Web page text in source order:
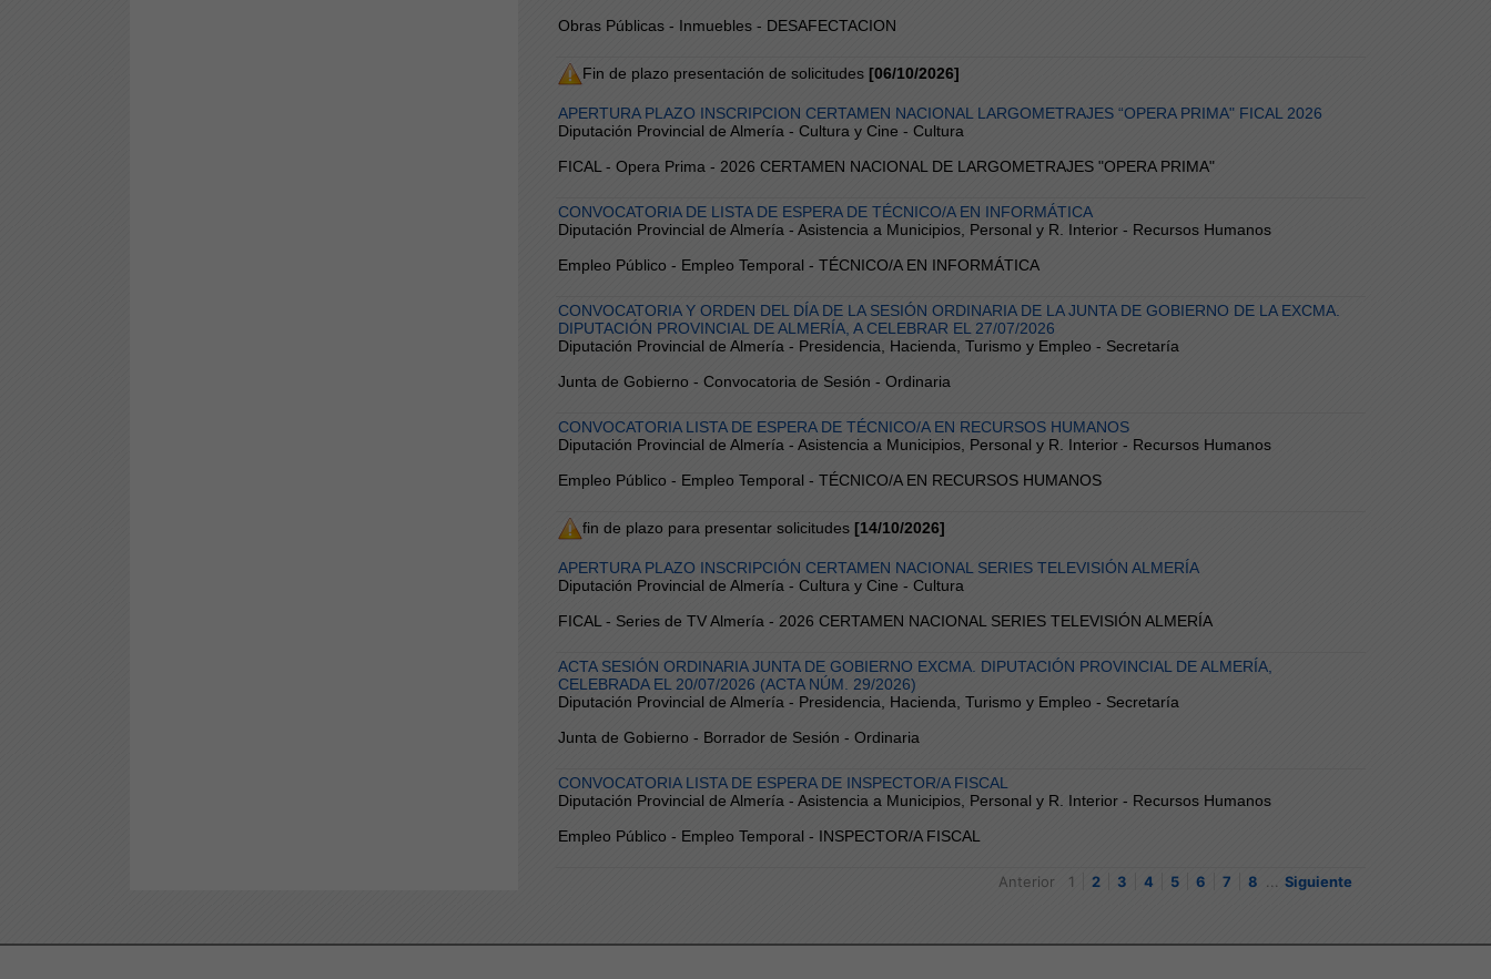
Obras Públicas - Inmuebles - DESAFECTACION
Fin de plazo presentación de solicitudes [06/10/2026]
APERTURA PLAZO INSCRIPCION CERTAMEN NACIONAL LARGOMETRAJES “OPERA PRIMA" FICAL 2026
Diputación Provincial de Almería - Cultura y Cine - Cultura
FICAL - Opera Prima - 2026 CERTAMEN NACIONAL DE LARGOMETRAJES "OPERA PRIMA"
CONVOCATORIA DE LISTA DE ESPERA DE TÉCNICO/A EN INFORMÁTICA
Diputación Provincial de Almería - Asistencia a Municipios, Personal y R. Interior - Recursos Humanos
Empleo Público - Empleo Temporal - TÉCNICO/A EN INFORMÁTICA
CONVOCATORIA Y ORDEN DEL DÍA DE LA SESIÓN ORDINARIA DE LA JUNTA DE GOBIERNO DE LA EXCMA.
DIPUTACIÓN PROVINCIAL DE ALMERÍA, A CELEBRAR EL 27/07/2026
Diputación Provincial de Almería - Presidencia, Hacienda, Turismo y Empleo - Secretaría
Junta de Gobierno - Convocatoria de Sesión - Ordinaria
CONVOCATORIA LISTA DE ESPERA DE TÉCNICO/A EN RECURSOS HUMANOS
Diputación Provincial de Almería - Asistencia a Municipios, Personal y R. Interior - Recursos Humanos
Empleo Público - Empleo Temporal - TÉCNICO/A EN RECURSOS HUMANOS
fin de plazo para presentar solicitudes [14/10/2026]
APERTURA PLAZO INSCRIPCIÓN CERTAMEN NACIONAL SERIES TELEVISIÓN ALMERÍA
Diputación Provincial de Almería - Cultura y Cine - Cultura
FICAL - Series de TV Almería - 2026 CERTAMEN NACIONAL SERIES TELEVISIÓN ALMERÍA
ACTA SESIÓN ORDINARIA JUNTA DE GOBIERNO EXCMA. DIPUTACIÓN PROVINCIAL DE ALMERÍA,
CELEBRADA EL 20/07/2026 (ACTA NÚM. 29/2026)
Diputación Provincial de Almería - Presidencia, Hacienda, Turismo y Empleo - Secretaría
Junta de Gobierno - Borrador de Sesión - Ordinaria
CONVOCATORIA LISTA DE ESPERA DE INSPECTOR/A FISCAL
Diputación Provincial de Almería - Asistencia a Municipios, Personal y R. Interior - Recursos Humanos
Empleo Público - Empleo Temporal - INSPECTOR/A FISCAL
Anterior 1 2 3 4 5 6 7 8 Siguiente